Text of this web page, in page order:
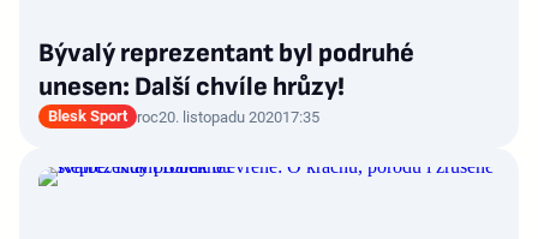
Bývalý reprezentant byl podruhé
unesen: Další chvíle hrůzy!
Blesk Sport roc20. listopadu 202017:35